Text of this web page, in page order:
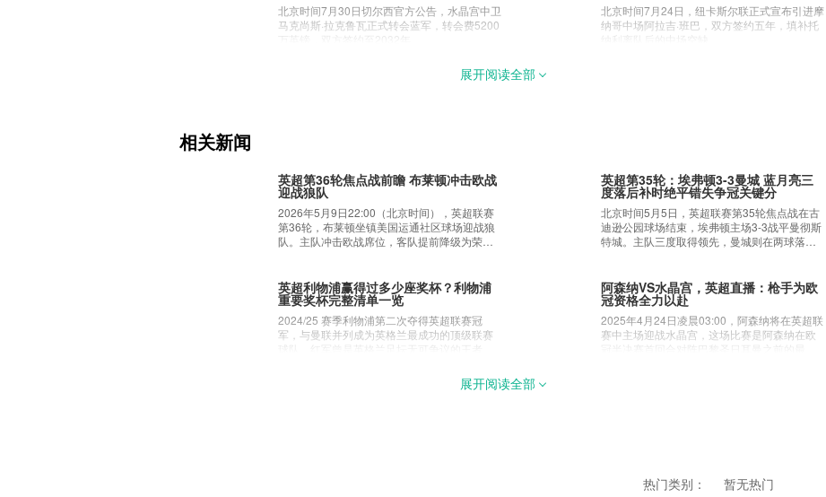
北京时间7月30日切尔西官方公告，水晶宫中卫
马克尚斯·拉克鲁瓦正式转会蓝军，转会费5200
北京时间7月24日，纽卡斯尔联正式宣布引进摩
纳哥中场阿拉吉·班巴，双方签约五年，填补托
詹姆斯·米尔纳宣布退役：40岁传奇谢
英超第35轮：埃弗顿3-3曼城 蓝月亮三
度落后补时绝平错失争冠关键分
北京时间5月5日，英超联赛第35轮焦点战在古
迪逊公园球场结束，埃弗顿主场3-3战平曼彻斯
完成绝平，蓝月亮的联赛六连胜就此终结。
英超利物浦赢得过多少座奖杯？利物浦
重要奖杯完整清单一览
2024/25 赛季利物浦第二次夺得英超联赛冠
军，与曼联并列成为英格兰最成功的顶级联赛
被曼联、阿森纳，以及后来的切尔西和曼城所
追赶。尤尔根·克洛普于 2015 年 10 月入主利物
浦，开启了默西塞德郡辉煌的新纪元，而从他
在安菲尔德的第一个赛季的表现来看，阿内·斯
洛特很可能将延续这种势头。无论是在国内还
阿森纳VS水晶宫，英超直播：枪手为欧
冠资格全力以赴
2025年4月24日凌晨03:00，阿森纳将在英超联
一场英超比赛。目前阿森纳在英超联赛中排名
第二，而水晶宫则位列第12位。尽管阿森纳在
阿森纳转会风云：阿尔特塔的雄心与科
曼的诱惑
阿森纳主教练米克尔·阿尔特塔向球迷们透露了
展开阅读全部
相关新闻
英超第36轮焦点战前瞻 布莱顿冲击欧战
迎战狼队
2026年5月9日22:00（北京时间），英超联赛
第36轮，布莱顿坐镇美国运通社区球场迎战狼
队。主队冲击欧战席位，客队提前降级为荣誉
英超第35轮：埃弗顿3-3曼城 蓝月亮三
度落后补时绝平错失争冠关键分
北京时间5月5日，英超联赛第35轮焦点战在古
迪逊公园球场结束，埃弗顿主场3-3战平曼彻斯
特城。主队三度取得领先，曼城则在两球落后
英超利物浦赢得过多少座奖杯？利物浦
重要奖杯完整清单一览
2024/25 赛季利物浦第二次夺得英超联赛冠
军，与曼联并列成为英格兰最成功的顶级联赛
被曼联、阿森纳，以及后来的切尔西和曼城所
追赶。尤尔根·克洛普于 2015 年 10 月入主利物
阿森纳VS水晶宫，英超直播：枪手为欧
冠资格全力以赴
2025年4月24日凌晨03:00，阿森纳将在英超联
赛中主场迎战水晶宫，这场比赛是阿森纳在欧
阿森纳转会风云：阿尔特塔的雄心与科
望在2024/25赛季取得更好的成绩。然而他们和
展开阅读全部
热门类别： 暂无热门